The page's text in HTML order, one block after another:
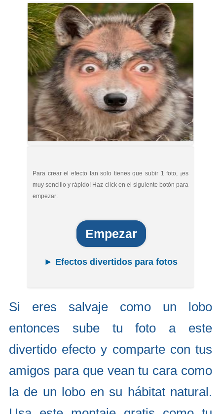
Para crear el efecto tan solo tienes que subir 1 foto, ¡es
muy sencillo y rápido! Haz click en el siguiente botón para
empezar:
Empezar
► Efectos divertidos para fotos
Si eres salvaje como un lobo
entonces sube tu foto a este
divertido efecto y comparte con tus
amigos para que vean tu cara como
la de un lobo en su hábitat natural.